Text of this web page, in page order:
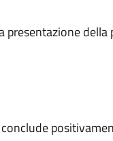
della